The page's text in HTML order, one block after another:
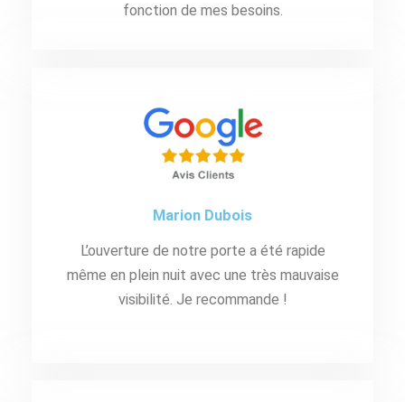
fonction de mes besoins.
Marion Dubois
L’ouverture de notre porte a été rapide
même en plein nuit avec une très mauvaise
visibilité. Je recommande !